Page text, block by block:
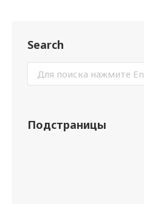
Search
Подстраницы